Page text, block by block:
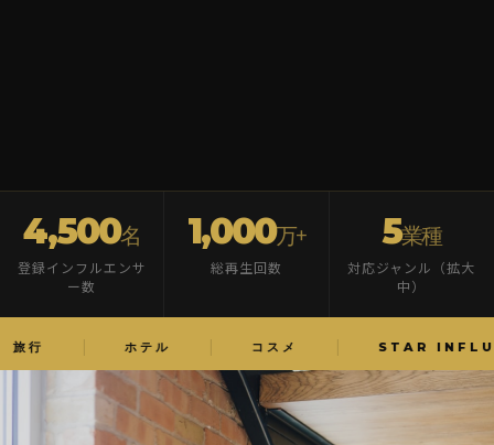
4,500名
登録インフルエンサ
ー数
1,000万+
総再生回数
5業種
対応ジャンル（拡大
中）
STAR